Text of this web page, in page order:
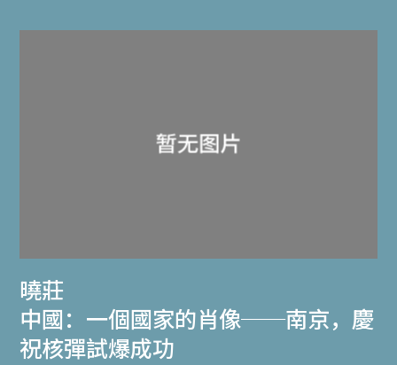
曉莊
中國：一個國家的肖像──南京，慶
祝核彈試爆成功